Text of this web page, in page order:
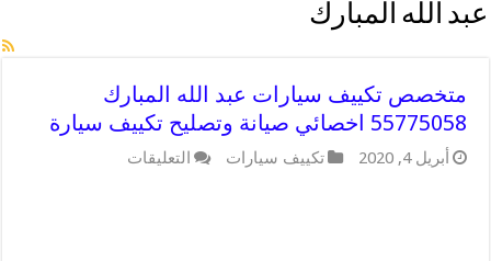
عبد الله المبارك
متخصص تكييف سيارات عبد الله المبارك
55775058 اخصائي صيانة وتصليح تكييف سيارة
أبريل 4, 2020 تكييف سيارات التعليقات